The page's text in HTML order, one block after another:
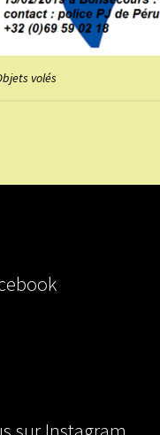
volés